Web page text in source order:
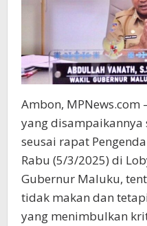
Ambon,
yang disampaikannya
seusai rapat
Rabu (5/3/2025) di
Gubernur Maluku,
tidak makan dan
yang menimbulkan